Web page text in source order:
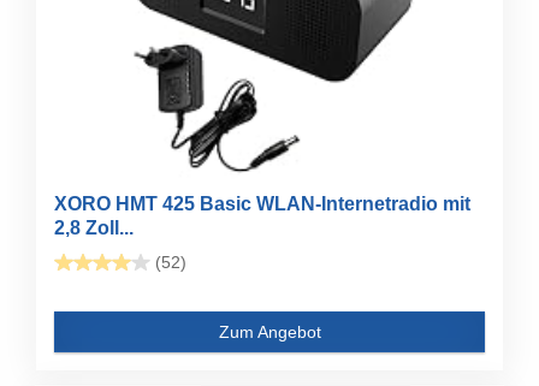
XORO HMT 425 Basic WLAN-Internetradio mit
2,8 Zoll...
(52)
Zum Angebot